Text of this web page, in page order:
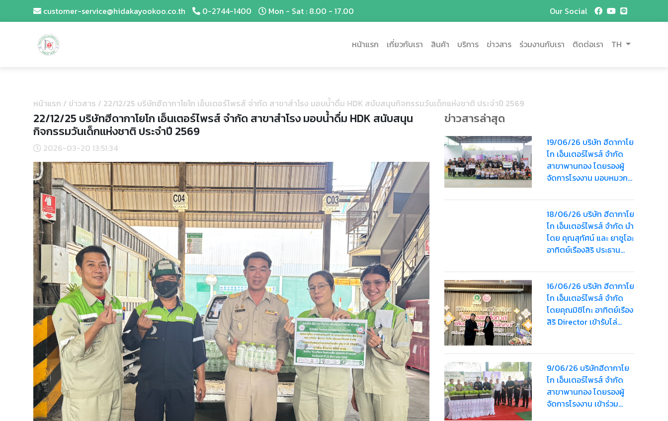
customer-service@hidakayookoo.co.th 0-2744-1400 Mon - Sat : 8.00 - 17.00 Our Social
หน้าแรก เกี่ยวกับเรา สินค้า บริการ ข่าวสาร ร่วมงานกับเรา ติดต่อเรา TH
หน้าแรก / ข่าวสาร / 22/12/25 บริษัทฮีดากาโยโก เอ็นเตอร์ไพรส์ จำกัด สาขาสำโรง มอบน้ำดื่ม HDK สนับสนุนกิจกรรมวันเด็กแห่งชาติ ประจำปี 2569
22/12/25 บริษัทฮีดากาโยโก เอ็นเตอร์ไพรส์ จำกัด สาขาสำโรง มอบน้ำดื่ม HDK สนับสนุน
กิจกรรมวันเด็กแห่งชาติ ประจำปี 2569
2026-03-20 13:51:34
ข่าวสารล่าสุด
19/06/26 บริษัท ฮีดากาโย
โก เอ็นเตอร์ไพรส์ จำกัด
สาขาพานทอง โดยรองผู้
จัดการโรงงาน มอบหมวก
3,600 บาท
18/06/26 บริษัท ฮีดากาโย
โก เอ็นเตอร์ไพรส์ จำกัด นำ
โดย คุณสุทัศน์ และ ยาซูโอะ
อาทิตย์เรืองสิริ ประธาน
บริหาร บุคลากร และ
พนักงาน เข้าร่วมพระ
พิธีธรรมสวดพระอภิธรรม
พระบรมศพ สมเด็จพระนาง
เจ้าสิริกิติ์ พระบรม
16/06/26 บริษัท ฮีดากาโย
โก เอ็นเตอร์ไพรส์ จำกัด
โดยคุณมิชิโกะ อาทิตย์เรือง
สิริ Director เข้ารับโล่
พิการทางสติปัญญา”
ประจำปี 2569
9/06/26 บริษัทฮีดากาโย
โก เอ็นเตอร์ไพรส์ จำกัด
สาขาพานทอง โดยรองผู้
จัดการโรงงาน เข้าร่วม